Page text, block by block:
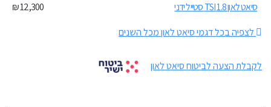
סיאט לאון 1.8 TSI סטייל ידני
12,300 ₪
לצפיה בכל דגמי סיאט לאון מכל השנים
לקבלת הצעה לביטוח סיאט לאון